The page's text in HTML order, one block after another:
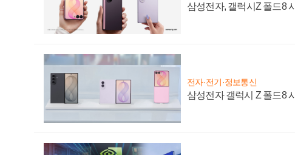
삼성전자, 갤럭시Z 폴드8
전자·전기·정보통신
삼성전자 갤럭시 Z 폴드8